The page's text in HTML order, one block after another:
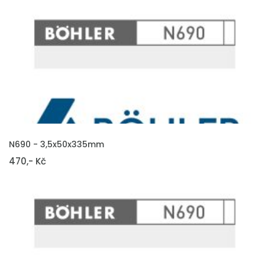
VLOŽIT DO KOŠÍKU
N690 - 3,5x50x335mm
470,- Kč